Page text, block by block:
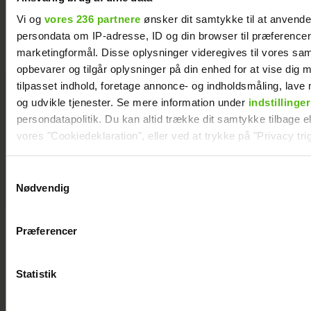
Vi og vores 236 partnere ønsker dit samtykke til at
persondata om IP-adresse, ID og din browser til
marketingformål. Disse oplysninger videregives til vores
opbevarer og tilgår oplysninger på din enhed for at vise dig
tilpasset indhold, foretage annonce- og indholdsmåling, lave
og udvikle tjenester. Se mere information under indstillinger
persondatapolitik. Du kan altid trække dit samtykke tilbage
vores "Cookiedeklaration", eller ved at trykke på "Privacy
Vi anvender egne cookies og cookies fra tredjeparter til at
generere statistik og huske dine præferencer samt til brug
Nødvendig
Præferencer
Statistik
Her er alle de
kendte
deltagere i
årets
“Robinson”